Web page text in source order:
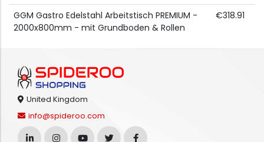
GGM Gastro Edelstahl Arbeitstisch PREMIUM -
2000x800mm - mit Grundboden & Rollen
€318.91
United Kingdom
info@spideroo.com